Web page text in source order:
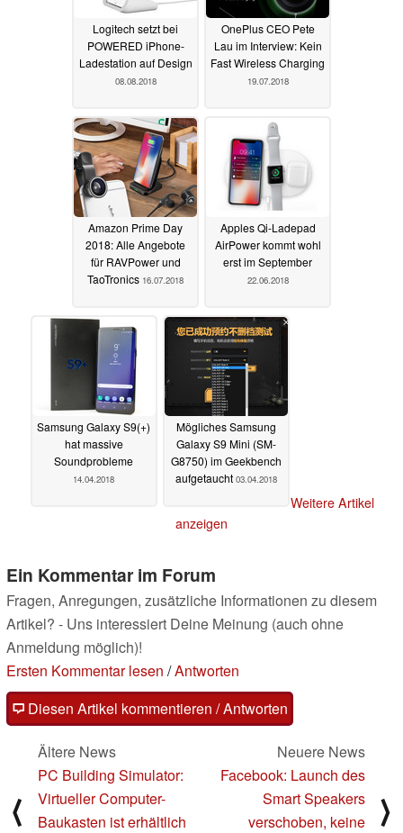
Logitech setzt bei
POWERED iPhone-
Ladestation auf Design
08.08.2018
OnePlus CEO Pete
Lau im Interview: Kein
Fast Wireless Charging
19.07.2018
Amazon Prime Day
2018: Alle Angebote
für RAVPower und
TaoTronics 16.07.2018
Apples Qi-Ladepad
AirPower kommt wohl
erst im September
22.06.2018
Samsung Galaxy S9(+)
hat massive
Soundprobleme
14.04.2018
Mögliches Samsung
Galaxy S9 Mini (SM-
G8750) im Geekbench
aufgetaucht 03.04.2018
Weitere Artikel
anzeigen
Ein Kommentar im Forum
Fragen, Anregungen, zusätzliche Informationen zu diesem
Artikel? - Uns interessiert Deine Meinung (auch ohne
Anmeldung möglich)!
Ersten Kommentar lesen /Antworten
Diesen Artikel kommentieren / Antworten
⟨
Ältere News
PC Building Simulator:
Virtueller Computer-
Baukasten ist erhältlich
Neuere News
Facebook: Launch des
Smart Speakers
verschoben, keine
⟩